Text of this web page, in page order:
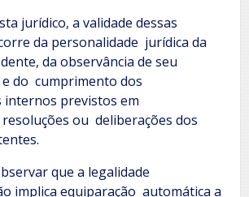
jurídico, a validade dessas
da personalidade jurídica da
da observância de seu
do cumprimento dos
internos previstos em
ou deliberações dos
que a legalidade
implica equiparação automática a